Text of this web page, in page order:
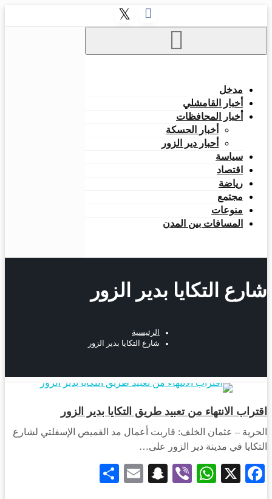
مدخل
أخبار القامشلي
أخبار المحافظات
أخبار الحسكة
أحبار دير الزور
سياسة
اقتصاد
رياضة
مجتمع
منوعات
المسافات بين المدن
شارع التكايا بدير الزور
الرئيسية
شارع التكايا بدير الزور
أخبار المحافظات
اقتراب الانتهاء من تعبيد طريق التكايا بدير الزور
الحرية – عثمان الخلف: قاربت أعمال مد القميص الإسفلتي لشارع
التكايا في مدينة دير الزور على…
Facebook
X
WhatsApp
Viber
Snapchat
Email